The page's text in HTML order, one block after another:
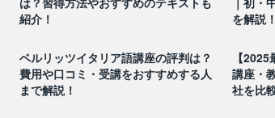
紹介！
を解説！
ベルリッツイタリア語講座の評判は？
費用や口コミ・受講をおすすめする人
まで解説！
【
講座・
社を比